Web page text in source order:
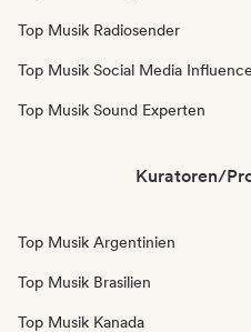
Top Musik Radiosender
Top Musik Social Media
Top Musik Sound Experten
Kuratoren/
Top Musik Argentinien
Top Musik Brasilien
Top Musik Kanada